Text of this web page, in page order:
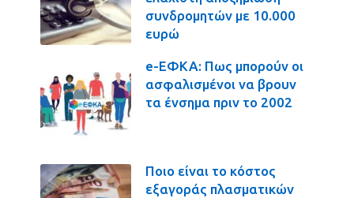
συνδρομητών με 10.000
ευρώ
e-ΕΦΚΑ: Πως μπορούν οι
ασφαλισμένοι να βρουν
τα ένσημα πριν το 2002
Ποιο είναι το κόστος
εξαγοράς πλασματικών